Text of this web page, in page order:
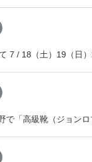
ストン、オールデン等
7 / 18（土）19（日
アッ…
で「高級靴（ジョン
トン、オールデン等）